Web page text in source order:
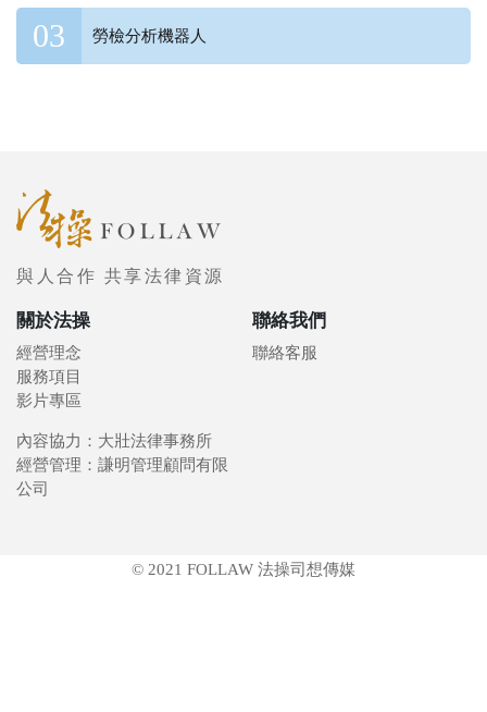
勞檢分析機器人
與人合作 共享法律資源
關於法操
經營理念
服務項目
影片專區
聯絡我們
聯絡客服
內容協力：大壯法律事務所
經營管理：謙明管理顧問有限
公司
© 2021 FOLLAW 法操司想傳媒